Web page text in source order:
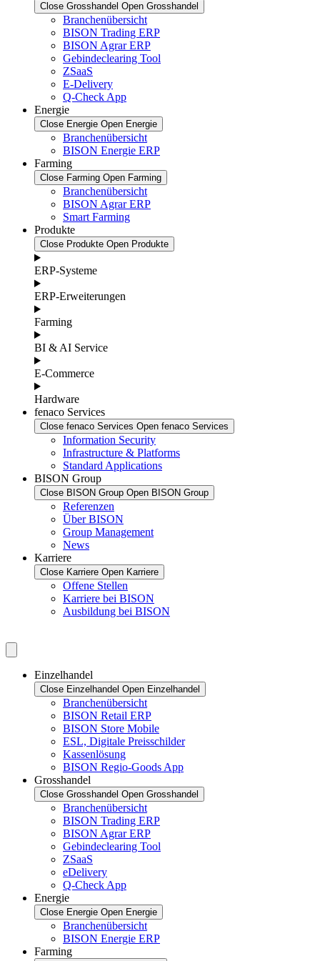
Close Grosshandel Open Grosshandel
Branchenübersicht
BISON Trading ERP
BISON Agrar ERP
Gebindeclearing Tool
ZSaaS
E-Delivery
Q-Check App
Energie
Close Energie Open Energie
Branchenübersicht
BISON Energie ERP
Farming
Close Farming Open Farming
Branchenübersicht
BISON Agrar ERP
Smart Farming
Produkte
Close Produkte Open Produkte
ERP-Systeme
ERP-Erweiterungen
Farming
BI & AI Service
E-Commerce
Hardware
fenaco Services
Close fenaco Services Open fenaco Services
Information Security
Infrastructure & Platforms
Standard Applications
BISON Group
Close BISON Group Open BISON Group
Referenzen
Über BISON
Group Management
News
Karriere
Close Karriere Open Karriere
Offene Stellen
Karriere bei BISON
Ausbildung bei BISON
Einzelhandel
Close Einzelhandel Open Einzelhandel
Branchenübersicht
BISON Retail ERP
BISON Store Mobile
ESL, Digitale Preisschilder
Kassenlösung
BISON Regio-Goods App
Grosshandel
Close Grosshandel Open Grosshandel
Branchenübersicht
BISON Trading ERP
BISON Agrar ERP
Gebindeclearing Tool
ZSaaS
eDelivery
Q-Check App
Energie
Close Energie Open Energie
Branchenübersicht
BISON Energie ERP
Farming